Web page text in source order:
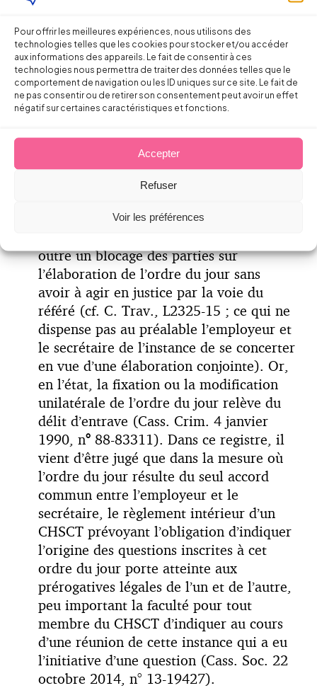
Pour offrir les meilleures expériences, nous utilisons des
technologies telles que les cookies pour stocker et/ou accéder
aux informations des appareils. Le fait de consentir à ces
technologies nous permettra de traiter des données telles que le
comportement de navigation ou les ID uniques sur ce site. Le fait de
ne pas consentir ou de retirer son consentement peut avoir un effet
négatif sur certaines caractéristiques et fonctions.
Accepter
Refuser
Voir les préférences
des CHSCT :
D’une part, dans les cas où est en jeu une
consultation rendue obligatoire par une
disposition législative ou réglementaire
être inscrite de plein droit à l’ordre du
jour par le président ou le secrétaire (cf.
possibilité existe déjà en matière de
outre un blocage des parties sur
l’élaboration de l’ordre du jour sans
avoir à agir en justice par la voie du
référé (cf. C. Trav., L2325-15 ; ce qui ne
dispense pas au préalable l’employeur et
le secrétaire de l’instance de se concerter
en vue d’une élaboration conjointe). Or,
en l’état, la fixation ou la modification
unilatérale de l’ordre du jour relève du
délit d’entrave (Cass. Crim. 4 janvier
1990, n° 88-83311). Dans ce registre, il
vient d’être jugé que dans la mesure où
l’ordre du jour résulte du seul accord
commun entre l’employeur et le
secrétaire, le règlement intérieur d’un
CHSCT prévoyant l’obligation d’indiquer
l’origine des questions inscrites à cet
ordre du jour porte atteinte aux
prérogatives légales de l’un et de l’autre,
peu important la faculté pour tout
membre du CHSCT d’indiquer au cours
d’une réunion de cette instance qui a eu
l’initiative d’une question (Cass. Soc. 22
octobre 2014, n° 13-19427).